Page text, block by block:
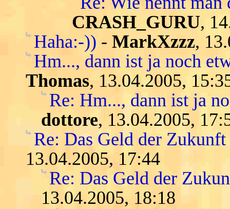
CRASH_GURU,
Haha:-)) - MarkXzzz,
Hm..., dann ist ja noch
Thomas, 13.04.2005,
Re: Hm..., dann ist ja
dottore, 13.04.2005,
Re: Das Geld der
13.04.2005, 17:44
Re: Das Geld der
13.04.2005, 18:18